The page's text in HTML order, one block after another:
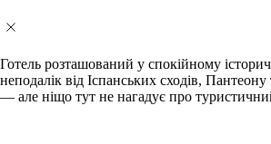
Готель розташований у спокійному
неподалік від Іспанських сходів,
— але ніщо тут не нагадує про